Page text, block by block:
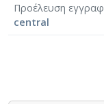
Προέλευση
central